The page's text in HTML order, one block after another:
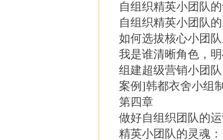
自组织精英小团队
自组织精英小团队
如何选拔核心小团
我是谁清晰角色，
组建超级营销小团
案例]韩都衣舍小组
第四章
做好自组织团队的
精英小团队的灵魂